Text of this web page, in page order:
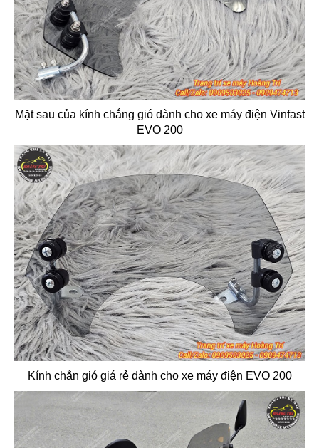
Mặt sau của kính chắng gió dành cho xe máy điện Vinfast
EVO 200
Kính chắn gió giá rẻ dành cho xe máy điện EVO 200